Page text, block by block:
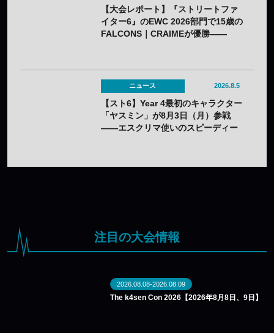
【大会レポート】『ストリートファ
イター6』のEWC 2026部門で15歳の
FALCONS｜CRAIMEが優勝——
ニュース 2026.8.5
【スト6】Year 4最初のキャラクター
「ヤスミン」が8月3日（月）参戦
——エスクリマ使いのスピーディー
注目の大会情報
2026.08.08-2026.08.09
The k4sen Con 2026【2026年8月8日、9日】